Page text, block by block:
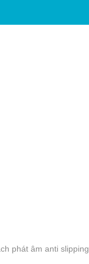
phát âm anti slipping